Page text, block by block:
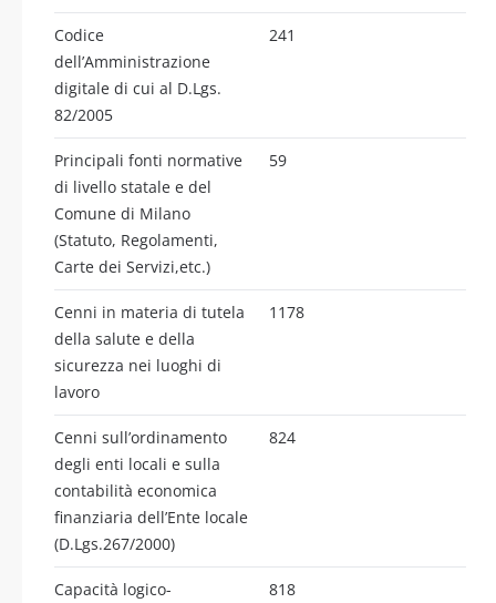
Codice
dell’Amministrazione
digitale di cui al D.Lgs.
82/2005
241
Principali fonti normative
di livello statale e del
Comune di Milano
(Statuto, Regolamenti,
Carte dei Servizi,etc.)
59
Cenni in materia di tutela
della salute e della
sicurezza nei luoghi di
lavoro
1178
Cenni sull’ordinamento
degli enti locali e sulla
contabilità economica
finanziaria dell’Ente locale
(D.Lgs.267/2000)
824
Capacità logico-
818